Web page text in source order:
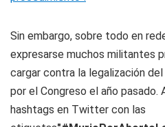
Sin embargo, sobre todo en
expresarse muchos militantes
cargar contra la legalización
por el Congreso el año
hashtags en Twitter con las